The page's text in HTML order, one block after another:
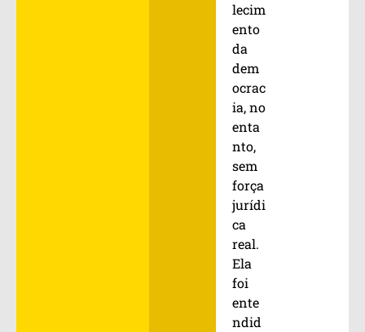
lecim
ento
da
dem
ocrac
ia, no
enta
nto,
sem
força
jurídi
ca
real.
Ela
foi
ente
ndid